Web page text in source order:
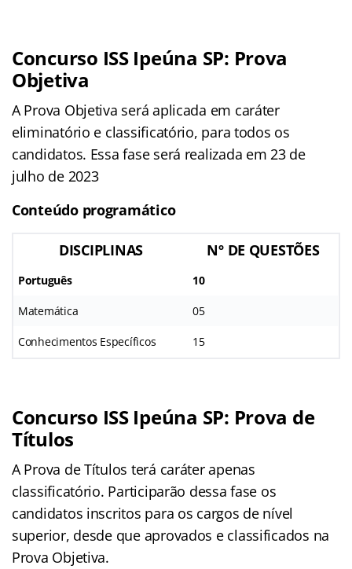
Concurso ISS Ipeúna SP: Prova
Objetiva
A Prova Objetiva será aplicada em caráter
eliminatório e classificatório, para todos os
candidatos. Essa fase será realizada em 23 de
julho de 2023
Conteúdo programático
DISCIPLINAS Nº DE QUESTÕES
Português 10
Matemática 05
Conhecimentos Específicos 15
Concurso ISS Ipeúna SP: Prova de
Títulos
A Prova de Títulos terá caráter apenas
classificatório. Participarão dessa fase os
candidatos inscritos para os cargos de nível
superior, desde que aprovados e classificados na
Prova Objetiva.